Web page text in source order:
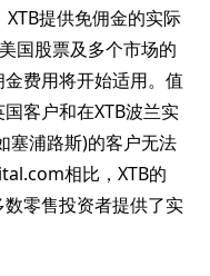
提供免佣金的实际
国股票及多个市场的
费用将开始适用。值
客户和在XTB波兰实
塞浦路斯)的客户无法
相比，XTB的
零售投资者提供了实